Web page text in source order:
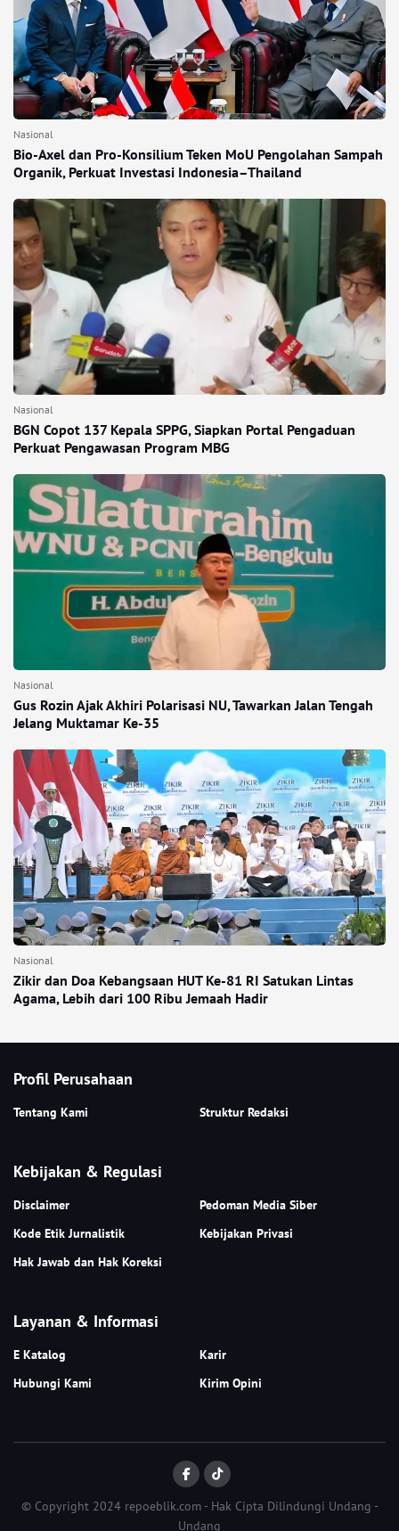
Nasional
Bio-Axel dan Pro-Konsilium Teken MoU Pengolahan Sampah
Organik, Perkuat Investasi Indonesia–Thailand
Nasional
BGN Copot 137 Kepala SPPG, Siapkan Portal Pengaduan
Perkuat Pengawasan Program MBG
Nasional
Gus Rozin Ajak Akhiri Polarisasi NU, Tawarkan Jalan Tengah
Jelang Muktamar Ke-35
Nasional
Zikir dan Doa Kebangsaan HUT Ke-81 RI Satukan Lintas
Agama, Lebih dari 100 Ribu Jemaah Hadir
Profil Perusahaan
Tentang Kami Struktur Redaksi
Kebijakan & Regulasi
Disclaimer
Pedoman Media Siber
Kode Etik Jurnalistik
Kebijakan Privasi
Hak Jawab dan Hak Koreksi
Layanan & Informasi
E Katalog
Karir
Hubungi Kami
Kirim Opini
© Copyright 2024 repoeblik.com - Hak Cipta Dilindungi Undang -
Undang